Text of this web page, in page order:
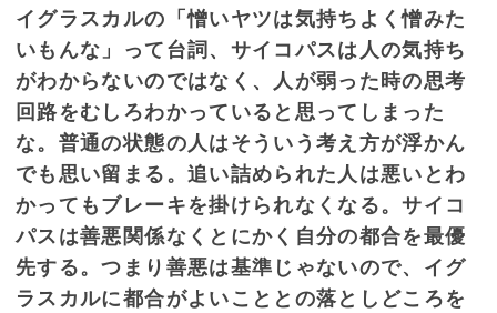
イグラスカルの「憎いヤツは気持ちよく憎みた
いもんな」って台詞、サイコパスは人の気持ち
がわからないのではなく、人が弱った時の思考
回路をむしろわかっていると思ってしまった
な。普通の状態の人はそういう考え方が浮かん
でも思い留まる。追い詰められた人は悪いとわ
かってもブレーキを掛けられなくなる。サイコ
パスは善悪関係なくとにかく自分の都合を最優
先する。つまり善悪は基準じゃないので、イグ
ラスカルに都合がよいこととの落としどころを